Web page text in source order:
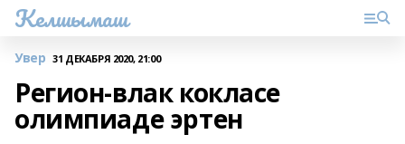
Келшымаш
Увер 31 ДЕКАБРЯ 2020, 21:00
Регион-влак кокласе
олимпиаде эртен